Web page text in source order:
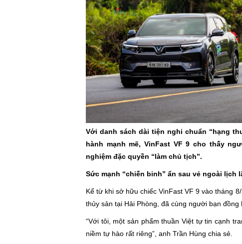
Với danh sách dài tiện nghi chuẩn “hạng
hành mạnh mẽ, VinFast VF 9 cho thấy
nghiệm đặc quyền “làm chủ tịch”.
Sức mạnh “chiến binh” ẩn sau vẻ ngoài lịch
Kể từ khi sở hữu chiếc VinFast VF 9 vào tháng
thủy sản tại Hải Phòng, đã cùng người bạn
“Với tôi, một sản phẩm thuần Việt tự tin cạnh
niềm tự hào rất riêng”, anh Trần Hùng chia sẻ.